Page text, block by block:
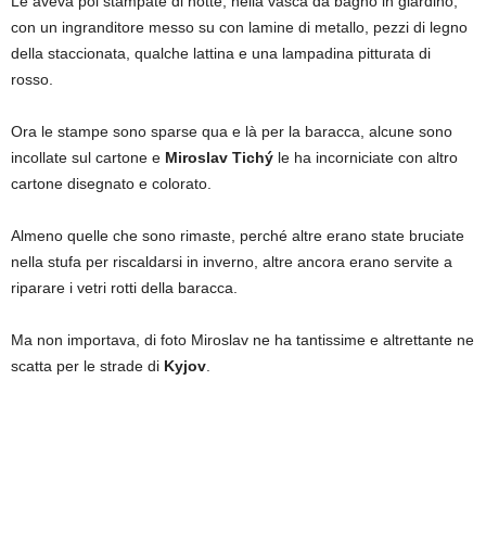
con un ingranditore messo su con lamine di metallo, pezzi di legno
della staccionata, qualche lattina e una lampadina pitturata di
rosso.
Ora le stampe sono sparse qua e là per la baracca, alcune sono
incollate sul cartone e Miroslav Tichý le ha incorniciate con altro
cartone disegnato e colorato.
Almeno quelle che sono rimaste, perché altre erano state bruciate
nella stufa per riscaldarsi in inverno, altre ancora erano servite a
riparare i vetri rotti della baracca.
Ma non importava, di foto Miroslav ne ha tantissime e altrettante ne
scatta per le strade di Kyjov.